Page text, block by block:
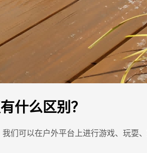
什么区别？
们可以在户外平台上进行游戏、玩耍